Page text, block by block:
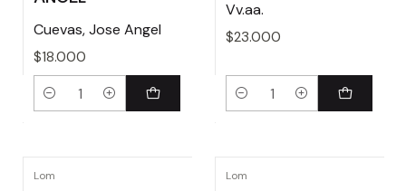
Cuevas, Jose Angel
$18.000
Cantidad
Vv.aa.
$23.000
Cantidad
Lom Lom